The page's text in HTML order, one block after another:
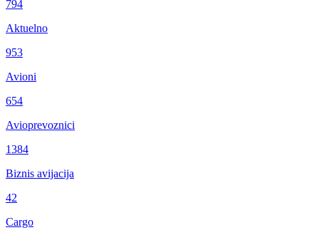
794
Aktuelno
953
Avioni
654
Avioprevoznici
1384
Biznis avijacija
42
Cargo